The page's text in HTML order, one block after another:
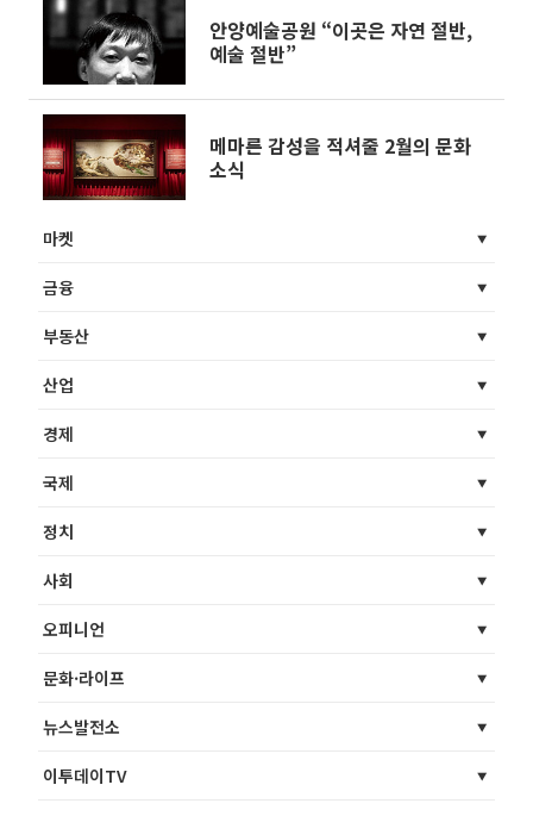
안양예술공원 “이곳은 자연 절반,
예술 절반”
메마른 감성을 적셔줄 2월의 문화
소식
마켓
금융
부동산
산업
경제
국제
정치
사회
오피니언
문화·라이프
뉴스발전소
이투데이TV